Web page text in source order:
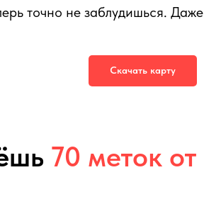
точно не заблудишься.
Скачать карту
шь 70 меток